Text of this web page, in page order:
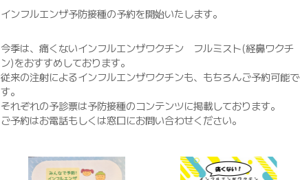
インフルエンザ予防接種の予約を開始いたします。
今季は、痛くないインフルエンザワクチン フルミスト(経鼻ワクチ
ン)をおすすめしております。
従来の注射によるインフルエンザワクチンも、もちろんご予約可能で
す。
それぞれの予診票は予防接種のコンテンツに掲載しております。
ご予約はお電話もしくは窓口にお問い合わせください。